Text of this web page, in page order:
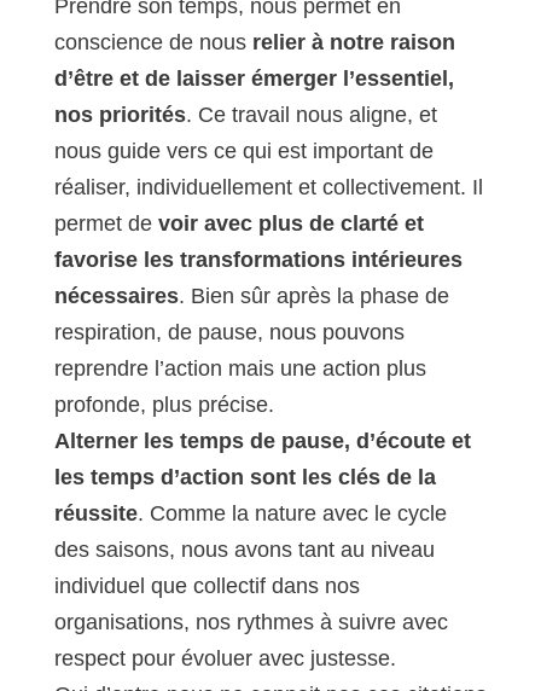
Prendre son temps, nous permet en
conscience de nous relier à notre raison
d’être et de laisser émerger l’essentiel,
nos priorités. Ce travail nous aligne, et
nous guide vers ce qui est important de
réaliser, individuellement et collectivement. Il
permet de voir avec plus de clarté et
favorise les transformations intérieures
nécessaires. Bien sûr après la phase de
respiration, de pause, nous pouvons
reprendre l’action mais une action plus
profonde, plus précise.
Alterner les temps de pause, d’écoute et
les temps d’action sont les clés de la
réussite. Comme la nature avec le cycle
des saisons, nous avons tant au niveau
individuel que collectif dans nos
organisations, nos rythmes à suivre avec
respect pour évoluer avec justesse.